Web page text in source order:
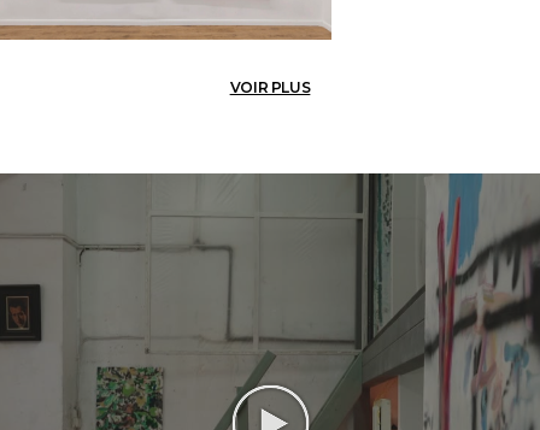
VOIR PLUS